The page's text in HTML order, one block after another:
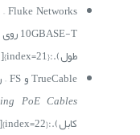
طول).:contentReference[oaicite:21]{index=21}
TrueCable و FS – راهنماهای
PoE Cables
کابل).:contentReference[oaicite:22]{index=22}